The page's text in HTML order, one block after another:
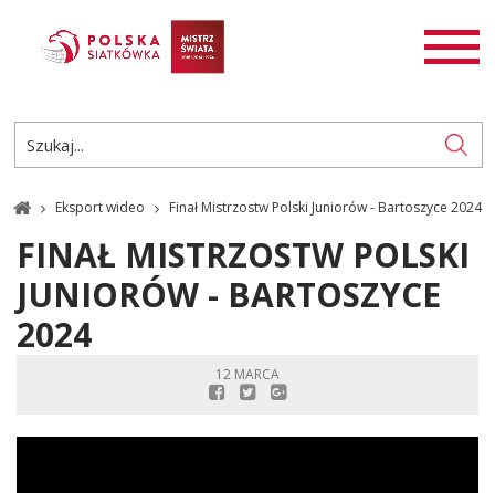
AKTUALNOŚCI
ROZGRYWKI
PL
EN
Eksport wideo Finał Mistrzostw Polski Juniorów - Bartoszyce 2024
FINAŁ MISTRZOSTW POLSKI
JUNIORÓW - BARTOSZYCE
2024
12 MARCA